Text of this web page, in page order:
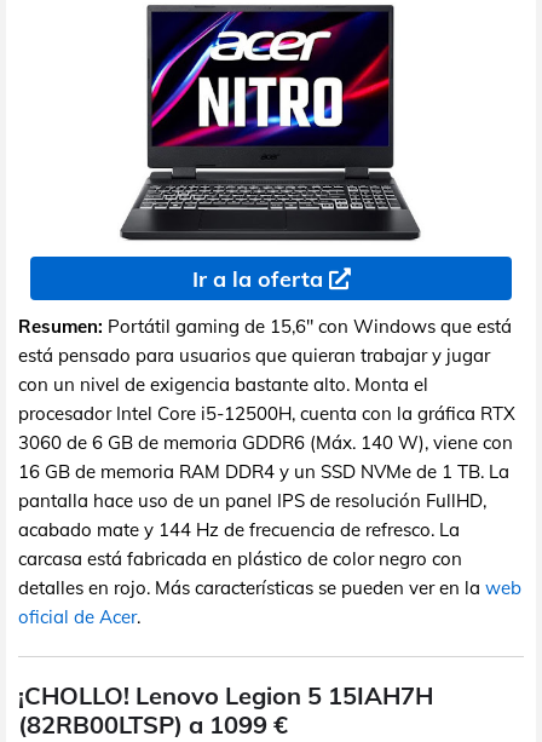
Ir a la oferta
Resumen: Portátil gaming de 15,6" con Windows que está
está pensado para usuarios que quieran trabajar y jugar
con un nivel de exigencia bastante alto. Monta el
procesador Intel Core i5-12500H, cuenta con la gráfica RTX
3060 de 6 GB de memoria GDDR6 (Máx. 140 W), viene con
16 GB de memoria RAM DDR4 y un SSD NVMe de 1 TB. La
pantalla hace uso de un panel IPS de resolución FullHD,
acabado mate y 144 Hz de frecuencia de refresco. La
carcasa está fabricada en plástico de color negro con
detalles en rojo. Más características se pueden ver en la web
oficial de Acer.
¡CHOLLO! Lenovo Legion 5 15IAH7H
(82RB00LTSP) a 1099 €